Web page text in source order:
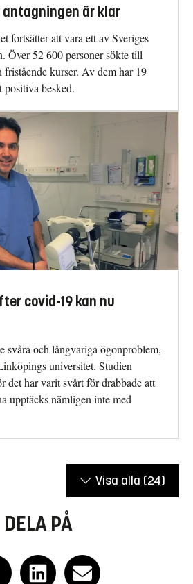
är klar
fortsätter att vara ett av Sveriges
Över 52 600 personer sökte till
fristående kurser. Av dem har 19
besked.
covid-19 kan nu
svåra och långvariga ögonproblem,
universitet. Studien
det har varit svårt för drabbade att
upptäcks nämligen inte med
Visa alla (24)
DELA PÅ